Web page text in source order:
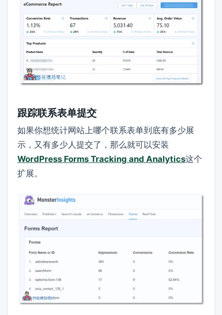
跟踪联系表单提交
如果你想统计网站上哪个联系表单到底有多少展
示，又有多少人提交了，那么就可以安装
WordPress Forms Tracking and Analytics这个
扩展。